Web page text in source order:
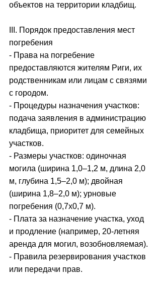
объектов на территории кладбищ.
III. Порядок предоставления мест
погребения
- Права на погребение
предоставляются жителям Риги, их
родственникам или лицам с связями
с городом.
- Процедуры назначения участков:
подача заявления в администрацию
кладбища, приоритет для семейных
участков.
- Размеры участков: одиночная
могила (ширина 1,0–1,2 м, длина 2,0
м, глубина 1,5–2,0 м); двойная
(ширина 1,8–2,0 м); урновые
погребения (0,7x0,7 м).
- Плата за назначение участка, уход
и продление (например, 20-летняя
аренда для могил, возобновляемая).
- Правила резервирования участков
или передачи прав.